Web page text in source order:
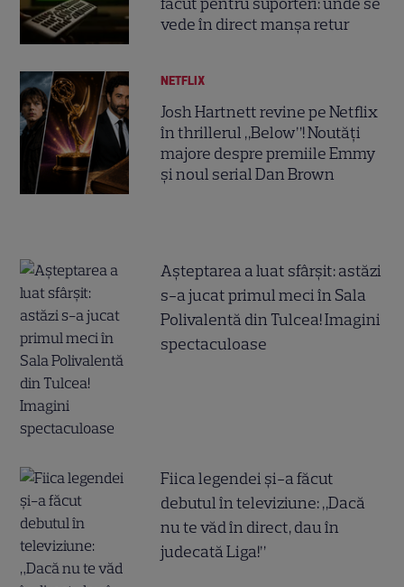
vede în direct manșa retur
NETFLIX
Josh Hartnett revine pe Netflix
în thrillerul „Below”! Noutăți
majore despre premiile Emmy
și noul serial Dan Brown
Așteptarea a luat sfârșit: astăzi
s-a jucat primul meci în Sala
Polivalentă din Tulcea! Imagini
spectaculoase
Fiica legendei și-a făcut
debutul în televiziune: „Dacă
nu te văd în direct, dau în
judecată Liga!”